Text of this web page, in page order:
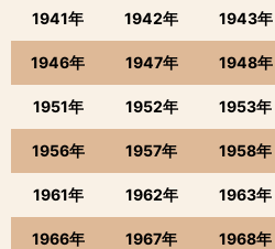
1941年 1942年 1943年
1946年 1947年 1948年
1951年 1952年 1953年
1956年 1957年 1958年
1961年 1962年 1963年
1966年 1967年 1968年